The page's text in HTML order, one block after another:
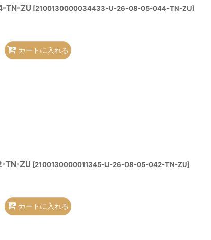
TN-ZU [2100130000034433-U-26-08-05-044-TN-ZU]
カートに入れる
TN-ZU [2100130000011345-U-26-08-05-042-TN-ZU]
カートに入れる